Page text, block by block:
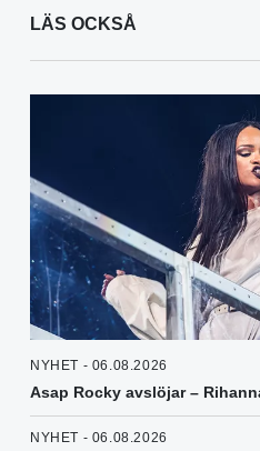
LÄS OCKSÅ
NYHET - 06.08.2026
Asap Rocky avslöjar –
NYHET - 06.08.2026